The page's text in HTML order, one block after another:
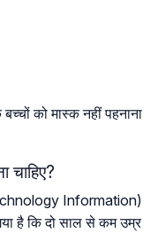
को मास्क नहीं पहनाना
चाहिए?
Information)
है कि दो साल से कम उम्र